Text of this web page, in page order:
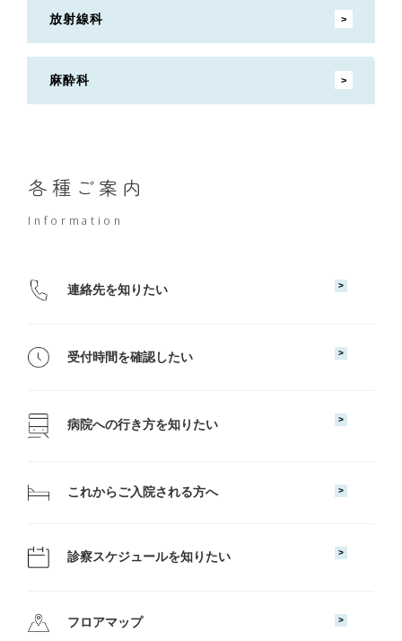
放射線科
麻酔科
各種ご案内
Information
連絡先を知りたい
受付時間を確認したい
病院への行き方を知りたい
これからご入院される方へ
診察スケジュールを知りたい
フロアマップ